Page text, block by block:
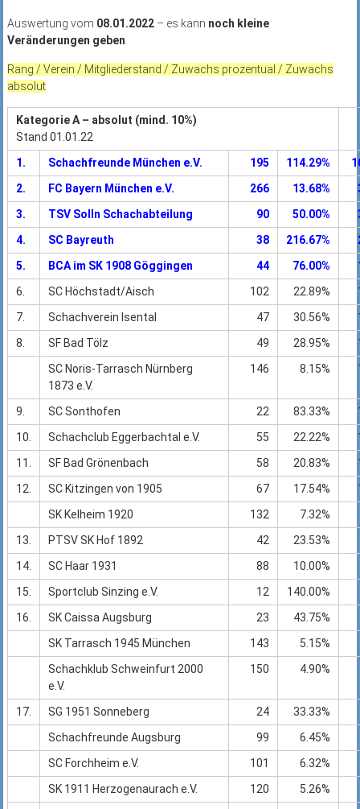
Auswertung vom 08.01.2022– es kann noch kleine
Veränderungen geben
Rang / Verein / Mitgliederstand / Zuwachs prozentual / Zuwachs
absolut
Kategorie A – absolut (mind. 10%)
Stand 01.01.22
1.
Schachfreunde München e.V. 195 114.29%
2.
FC Bayern München e.V. 266 13.68%
3.
TSV Solln Schachabteilung 90 50.00%
4.
SC Bayreuth 38 216.67%
5.
BCA im SK 1908 Göggingen 44 76.00%
6.
SC Höchstadt/Aisch 102 22.89%
7.
Schachverein Isental 47 30.56%
8.
SF Bad Tölz 49 28.95%
SC Noris-Tarrasch Nürnberg
1873 e.V.
146 8.15%
9. SC Sonthofen 22 83.33%
10.
Schachclub Eggerbachtal e.V. 55 22.22%
11.
SF Bad Grönenbach 58 20.83%
12.
SC Kitzingen von 1905 67 17.54%
SK Kelheim 1920
132
7.32%
13.
PTSV SK Hof 1892 42
23.53%
14.
SC Haar 1931 88
10.00%
15.
Sportclub Sinzing e.V. 12
140.00%
16.
SK Caissa Augsburg 23
43.75%
SK Tarrasch 1945 München
143
5.15%
Schachklub Schweinfurt 2000
e.V.
150 4.90%
17. SG 1951 Sonneberg 24
33.33%
Schachfreunde Augsburg
99
6.45%
SC Forchheim e.V.
101
6.32%
SK 1911 Herzogenaurach e.V.
120
5.26%